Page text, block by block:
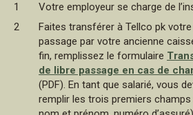
Votre employeur se charge de
Faites transférer à Tellco pk
passage par votre ancienne
fin, remplissez le formulaire
de libre passage en cas de
(PDF). En tant que salarié, vous
remplir les trois premiers